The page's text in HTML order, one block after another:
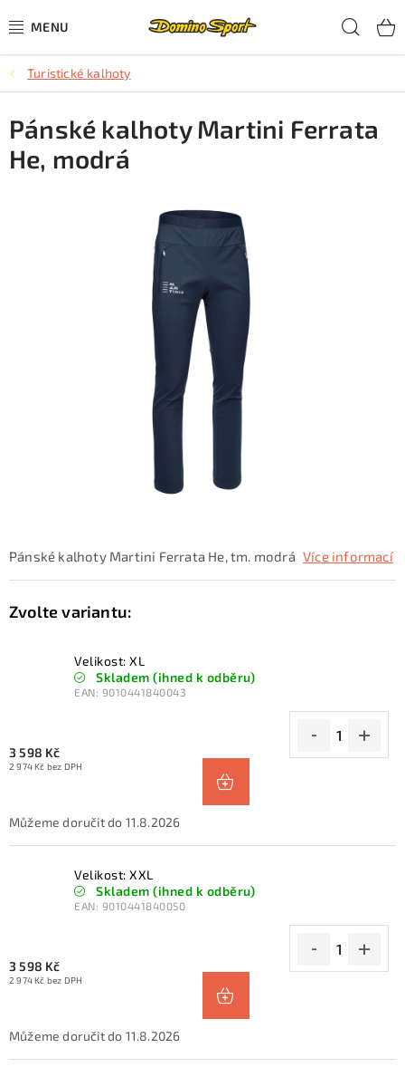
na
CYKLISTIKA
SJEZDOVÉ LYŽOVÁNÍ
SKIALPOVÉ LYŽOVÁNÍ
Turistické kalhoty
Pánské kalhoty Martini Ferrata He, tm. modrá Více informací
Velikost: XL
Skladem (ihned k odběru)
EAN: 9010441840043
3 598 Kč
2 974 Kč bez DPH
11.8.2026
Velikost: XXL
Skladem (ihned k odběru)
EAN: 9010441840050
3 598 Kč
2 974 Kč bez DPH
11.8.2026
Pánské kalhoty Martini Ferrata
He, modrá